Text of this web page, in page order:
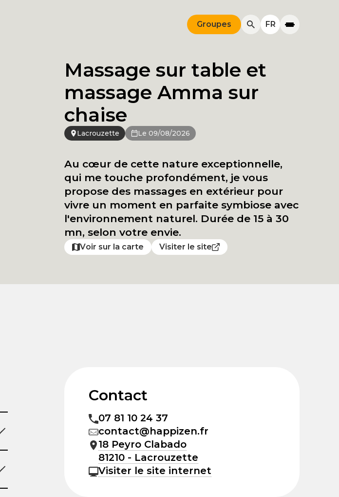
Groupes FR
Massage sur table et
massage Amma sur
chaise
Lacrouzette Le 09/08/2026
Au cœur de cette nature exceptionnelle,
qui me touche profondément, je vous
propose des massages en extérieur pour
vivre un moment en parfaite symbiose avec
l'environnement naturel. Durée de 15 à 30
mn, selon votre envie.
Voir sur la carte Visiter le site
Contact
07 81 10 24 37
contact@happizen.fr
18 Peyro Clabado
81210 - Lacrouzette
Visiter le site internet